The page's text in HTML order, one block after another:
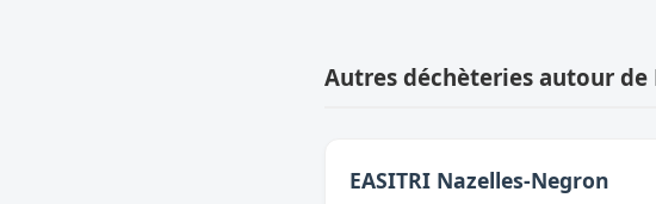
Autres déchèteries autour de
EASITRI Nazelles-Negron